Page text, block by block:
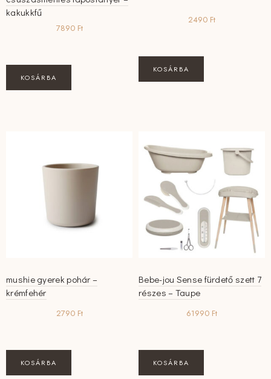
kakukkfű
7890 Ft
KOSÁRBA
2490 Ft
KOSÁRBA
mushie gyerek pohár –
krémfehér
2790 Ft
KOSÁRBA
Bebe-jou Sense fürdető szett 7
részes – Taupe
61990 Ft
KOSÁRBA